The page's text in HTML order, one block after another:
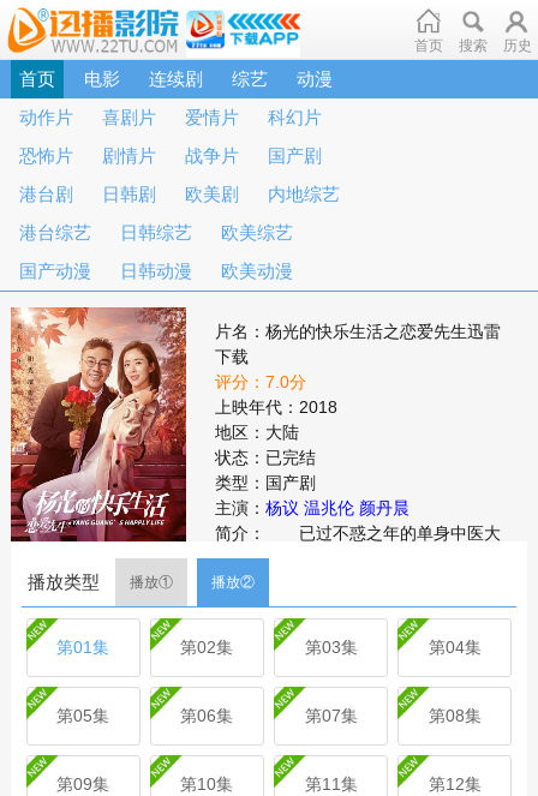
首页 搜索 历史
首页 电影 连续剧 综艺
动漫
动作片
喜剧片 爱情片
科幻片
恐怖片
剧情片 战争片
国产剧
港台剧
日韩剧 欧美剧
内地综艺
港台综艺
日韩综艺
欧美综艺
国产动漫
日韩动漫 欧美动漫
片名：杨光的快乐生活之恋爱先生迅雷
下载
评分：7.0分
上映年代：2018
地区：大陆
状态：已完结
类型：国产剧
主演： 杨议 温兆伦 颜丹晨
简介： 已过不惑之年的单身中医大
夫杨光，偶然结识了“丧夫”白富美张娜，
二人互生情愫，杨光决心好好照顾张娜
和她腹中的孩子。不料订婚典礼之上，
张娜的已故前夫白金却惊悚现身，原来
这一切都是张娜为了报复白金出轨而编
造的谎言。白金要求张娜净身出户，杨
光将其接回家照料。与此同时，杨光青
家出走投奔杨光，杨光以一颗博爱之心
同时照顾着两个孕妇，三人之间的感情
播放类型 播放① 播放②
第01集 第02集 第03集 第04集
第05集 第06集 第07集 第08集
第09集 第10集 第11集 第12集